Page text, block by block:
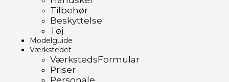
Tilbehør
Beskyttelse
Tøj
Modelguide
Værkstedet
VærkstedsFormular
Priser
Personale